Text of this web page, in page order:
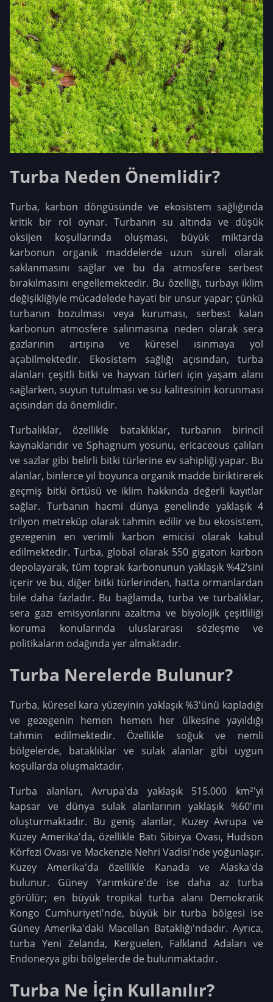
Turba Neden Önemlidir?
Turba, karbon döngüsünde ve ekosistem sağlığında
kritik bir rol oynar. Turbanın su altında ve düşük
oksijen koşullarında oluşması, büyük miktarda
karbonun organik maddelerde uzun süreli olarak
saklanmasını sağlar ve bu da atmosfere serbest
bırakılmasını engellemektedir. Bu özelliği, turbayı iklim
değişikliğiyle mücadelede hayati bir unsur yapar; çünkü
turbanın bozulması veya kuruması, serbest kalan
karbonun atmosfere salınmasına neden olarak sera
gazlarının artışına ve küresel ısınmaya yol
açabilmektedir. Ekosistem sağlığı açısından, turba
alanları çeşitli bitki ve hayvan türleri için yaşam alanı
sağlarken, suyun tutulması ve su kalitesinin korunması
açısından da önemlidir.
Turbalıklar, özellikle bataklıklar, turbanın birincil
kaynaklarıdır ve Sphagnum yosunu, ericaceous çalıları
ve sazlar gibi belirli bitki türlerine ev sahipliği yapar. Bu
alanlar, binlerce yıl boyunca organik madde biriktirerek
geçmiş bitki örtüsü ve iklim hakkında değerli kayıtlar
sağlar. Turbanın hacmi dünya genelinde yaklaşık 4
trilyon metreküp olarak tahmin edilir ve bu ekosistem,
gezegenin en verimli karbon emicisi olarak kabul
edilmektedir. Turba, global olarak 550 gigaton karbon
depolayarak, tüm toprak karbonunun yaklaşık %42’sini
içerir ve bu, diğer bitki türlerinden, hatta ormanlardan
bile daha fazladır. Bu bağlamda, turba ve turbalıklar,
sera gazı emisyonlarını azaltma ve biyolojik çeşitliliği
koruma konularında uluslararası sözleşme ve
politikaların odağında yer almaktadır.
Turba Nerelerde Bulunur?
Turba, küresel kara yüzeyinin yaklaşık %3'ünü kapladığı
ve gezegenin hemen hemen her ülkesine yayıldığı
tahmin edilmektedir. Özellikle soğuk ve nemli
bölgelerde, bataklıklar ve sulak alanlar gibi uygun
koşullarda oluşmaktadır.
Turba alanları, Avrupa'da yaklaşık 515.000 km²'yi
kapsar ve dünya sulak alanlarının yaklaşık %60'ını
oluşturmaktadır. Bu geniş alanlar, Kuzey Avrupa ve
Kuzey Amerika'da, özellikle Batı Sibirya Ovası, Hudson
Körfezi Ovası ve Mackenzie Nehri Vadisi'nde yoğunlaşır.
Kuzey Amerika'da özellikle Kanada ve Alaska'da
bulunur. Güney Yarımküre'de ise daha az turba
görülür; en büyük tropikal turba alanı Demokratik
Kongo Cumhuriyeti'nde, büyük bir turba bölgesi ise
Güney Amerika'daki Macellan Bataklığı'ndadır. Ayrıca,
turba Yeni Zelanda, Kerguelen, Falkland Adaları ve
Endonezya gibi bölgelerde de bulunmaktadır.
Turba Ne İçin Kullanılır?